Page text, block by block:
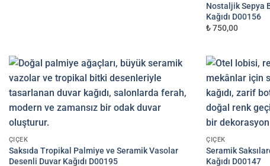
Minimum sipariş 3 m²'dir. 3 m²'nin
Ölçü ve kağıt seçimini yapın
3 YAPAY ZEKA GÖRSELINIZI EKLEYIN
Nostaljik Sepya
Kağıdı D00156
₺ 750,00
ÇIÇEK
Saksıda Tropikal Palmiye ve Seramik Vasolar
Desenli Duvar Kağıdı D00195
ÇIÇEK
Seramik
Kağıdı D00147